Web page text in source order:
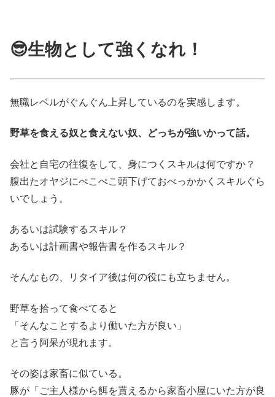
😎生物として強くなれ！
無職レベルがぐんぐん上昇しているのを実感します。
野草を食える奴と食えない奴、どっちが強いかって話。
会社と自宅の往復をして、身につくスキルは何ですか？
腹出たオヤジにぺこぺこ頭下げておべっかかくスキルぐら
いでしょう。
あるいは試験するスキル？
あるいは計画書や報告書を作るスキル？
そんなもの、リタイア後は何の役にも立ちません。
野草を拾って食べてると
「そんなことするより働いた方が良い」
と言う阿呆が現れます。
その姿は家畜に似ている。
豚が「ご主人様から餌を貰えるから家畜小屋にいた方が良